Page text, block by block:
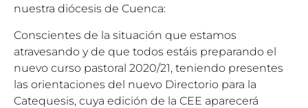
nuestra diócesis de Cuenca:
Conscientes de la situación que estamos
atravesando y de que todos estáis preparando el
nuevo curso pastoral 2020/21, teniendo presentes
las orientaciones del nuevo Directorio para la
Catequesis, cuya edición de la CEE aparecerá